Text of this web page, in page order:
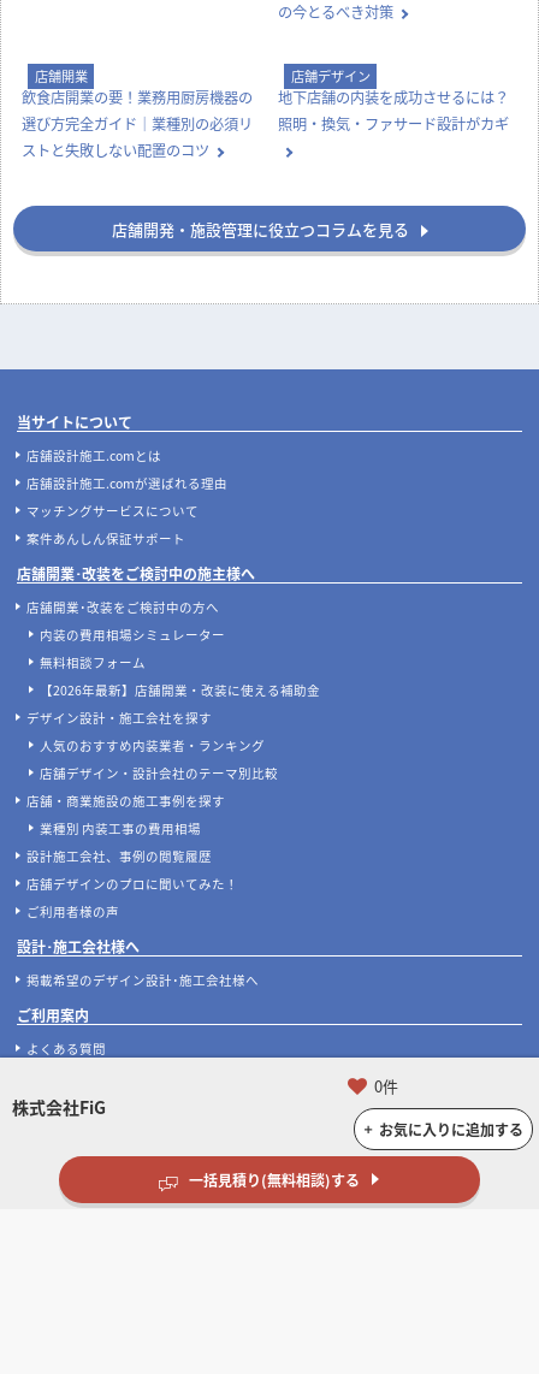
株式会社FiG
0件
お気に入りに追加する
一括見積り(無料相談)する
の今とるべき対策
店舗開業
飲食店開業の要！業務用厨房機器の
選び方完全ガイド｜業種別の必須リ
ストと失敗しない配置のコツ
店舗デザイン
地下店舗の内装を成功させるには？
照明・換気・ファサード設計がカギ
店舗開発・施設管理に役立つコラムを見る
当サイトについて
店舗設計施工.comとは
店舗設計施工.comが選ばれる理由
マッチングサービスについて
案件あんしん保証サポート
店舗開業･改装をご検討中の施主様へ
店舗開業･改装をご検討中の方へ
内装の費用相場シミュレーター
無料相談フォーム
【2026年最新】店舗開業・改装に使える補助金
デザイン設計・施工会社を探す
人気のおすすめ内装業者・ランキング
店舗デザイン・設計会社のテーマ別比較
店舗・商業施設の施工事例を探す
業種別 内装工事の費用相場
設計施工会社、事例の閲覧履歴
店舗デザインのプロに聞いてみた！
ご利用者様の声
設計･施工会社様へ
掲載希望のデザイン設計･施工会社様へ
ご利用案内
よくある質問
運営会社について
プライバシーポリシー
特定商取引法に基づく表記